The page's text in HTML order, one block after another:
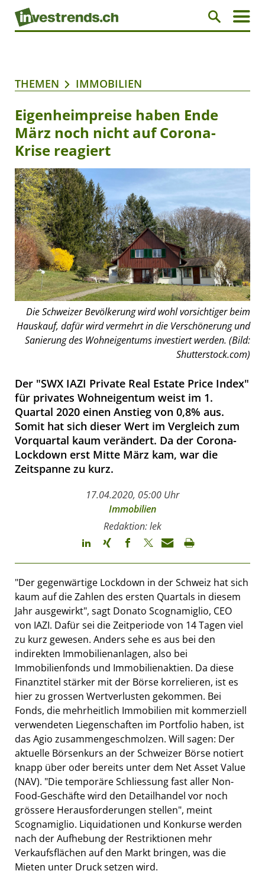
THEMEN IMMOBILIEN
Eigenheimpreise haben Ende
März noch nicht auf Corona-
Krise reagiert
Die Schweizer Bevölkerung wird wohl vorsichtiger beim
Hauskauf, dafür wird vermehrt in die Verschönerung und
Sanierung des Wohneigentums investiert werden. (Bild:
Shutterstock.com)
Der "SWX IAZI Private Real Estate Price Index"
für privates Wohneigentum weist im 1.
Quartal 2020 einen Anstieg von 0,8% aus.
Somit hat sich dieser Wert im Vergleich zum
Vorquartal kaum verändert. Da der Corona-
Lockdown erst Mitte März kam, war die
Zeitspanne zu kurz.
17.04.2020, 05:00 Uhr
Immobilien
Redaktion: lek
"Der gegenwärtige Lockdown in der Schweiz hat sich
kaum auf die Zahlen des ersten Quartals in diesem
Jahr ausgewirkt", sagt Donato Scognamiglio, CEO
von IAZI. Dafür sei die Zeitperiode von 14 Tagen viel
zu kurz gewesen. Anders sehe es aus bei den
indirekten Immobilienanlagen, also bei
Immobilienfonds und Immobilienaktien. Da diese
Finanztitel stärker mit der Börse korrelieren, ist es
hier zu grossen Wertverlusten gekommen. Bei
Fonds, die mehrheitlich Immobilien mit kommerziell
verwendeten Liegenschaften im Portfolio haben, ist
das Agio zusammengeschmolzen. Will sagen: Der
aktuelle Börsenkurs an der Schweizer Börse notiert
knapp über oder bereits unter dem Net Asset Value
(NAV). "Die temporäre Schliessung fast aller Non-
Food-Geschäfte wird den Detailhandel vor noch
grössere Herausforderungen stellen", meint
Scognamiglio. Liquidationen und Konkurse werden
nach der Aufhebung der Restriktionen mehr
Verkaufsflächen auf den Markt bringen, was die
Mieten unter Druck setzen wird.